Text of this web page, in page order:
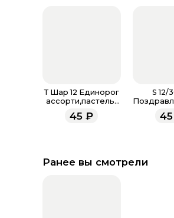
Т Шар 12 Единорог
ассорти,пастель-
45 ₽
S 12/
45
Ранее вы смотрели